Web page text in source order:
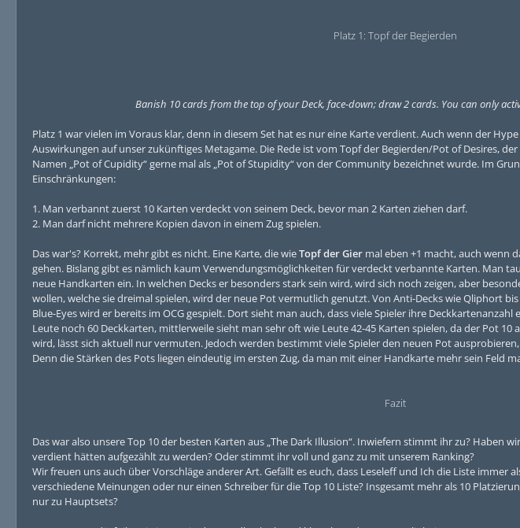
Platz 1: Topf der Begierden
Banish 10 cards from the top of your Deck, face-down; draw 2 cards. You can only
Platz 1 war vielen im Voraus klar, denn in diesem Set hat es nur eine Karte verdient. Auch wenn der
Auswirkungen auf unser zukünftiges Metagame. Die Rede ist vom Topf der Begierden/Pot of Desires,
Namen „Pot of Cupidity“ gerne mal als „Pot of Stupidity“ von der Community bezeichnet wurde. Im
Einschränkungen:
1. Man verbannt zuerst 10 Karten verdeckt von seinem Deck, bevor man 2 Karten ziehen darf.
2. Man darf nicht mehrere Kopien davon in einem Zug spielen.
Das war's? Korrekt, mehr gibt es nicht. Eine Karte, die wieTopf der Gier mal eben +1 macht, auch wenn
gehen. Bislang gibt es nämlich kaum Verwendungsmöglichkeiten für verdeckt verbannte Karten. Man
neue Handkarten ein. In welchen Decks er besonders stark sein wird, wird sich noch zeigen, aber
wollen, welche sie dreimal spielen, wird der neue Pot vermutlich genutzt. Von Anti-Decks wie Qliphort
Blue-Eyes wird er bereits im OCG gespielt. Dort sieht man auch, dass viele Spieler ihre
Leute noch 60 Deckkarten, mittlerweile sieht man sehr oft wie Leute 42-45 Karten spielen, da der Pot 10
wird, lässt sich aktuell nur vermuten. Jedoch werden bestimmt viele Spieler den neuen Pot
Denn die Stärken des Pots liegen eindeutig im ersten Zug, da man mit einer Handkarte mehr sein Feld
Fazit
Das war also unsere Top 10 der besten Karten aus „The Dark Illusion“. Inwiefern stimmt ihr zu? Haben
verdient hätten aufgezählt zu werden? Oder stimmt ihr voll und ganz zu mit unserem Ranking?
Wir freuen uns auch über Vorschläge anderer Art. Gefällt es euch, dass Leseleff und Ich die Liste immer
verschiedene Meinungen oder nur einen Schreiber für die Top 10 Liste? Insgesamt mehr als 10
nur zu Hauptsets?